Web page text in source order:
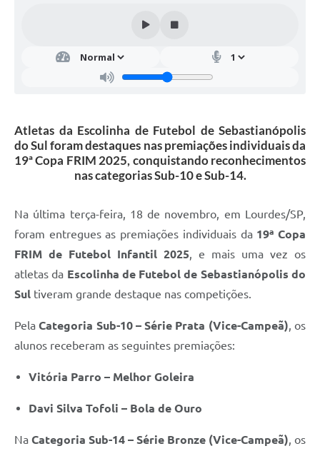
Atletas da Escolinha de Futebol de Sebastianópolis
do Sul foram destaques nas premiações individuais da
19ª Copa FRIM 2025, conquistando reconhecimentos
nas categorias Sub-10 e Sub-14.
Na última terça-feira, 18 de novembro, em Lourdes/SP,
foram entregues as premiações individuais da 19ª Copa
FRIM de Futebol Infantil 2025 , e mais uma vez os
atletas da Escolinha de Futebol de Sebastianópolis do
Sul tiveram grande destaque nas competições.
PelaCategoria Sub-10 – Série Prata (Vice-Campeã) , os
alunos receberam as seguintes premiações:
Vitória Parro – Melhor Goleira
Davi Silva Tofoli – Bola de Ouro
Na Categoria Sub-14 – Série Bronze (Vice-Campeã) , os